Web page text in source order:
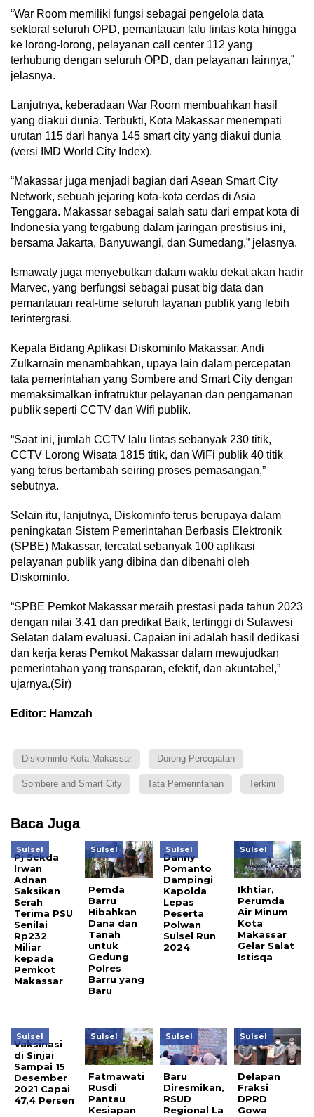
“War Room memiliki fungsi sebagai pengelola data
sektoral seluruh OPD, pemantauan lalu lintas kota hingga
ke lorong-lorong, pelayanan call center 112 yang
terhubung dengan seluruh OPD, dan pelayanan lainnya,”
jelasnya.
Lanjutnya, keberadaan War Room membuahkan hasil
yang diakui dunia. Terbukti, Kota Makassar menempati
urutan 115 dari hanya 145 smart city yang diakui dunia
(versi IMD World City Index).
“Makassar juga menjadi bagian dari Asean Smart City
Network, sebuah jejaring kota-kota cerdas di Asia
Tenggara. Makassar sebagai salah satu dari empat kota di
Indonesia yang tergabung dalam jaringan prestisius ini,
bersama Jakarta, Banyuwangi, dan Sumedang,” jelasnya.
Ismawaty juga menyebutkan dalam waktu dekat akan hadir
Marvec, yang berfungsi sebagai pusat big data dan
pemantauan real-time seluruh layanan publik yang lebih
terintergrasi.
Kepala Bidang Aplikasi Diskominfo Makassar, Andi
Zulkarnain menambahkan, upaya lain dalam percepatan
tata pemerintahan yang Sombere and Smart City dengan
memaksimalkan infratruktur pelayanan dan pengamanan
publik seperti CCTV dan Wifi publik.
“Saat ini, jumlah CCTV lalu lintas sebanyak 230 titik,
CCTV Lorong Wisata 1815 titik, dan WiFi publik 40 titik
yang terus bertambah seiring proses pemasangan,”
sebutnya.
Selain itu, lanjutnya, Diskominfo terus berupaya dalam
peningkatan Sistem Pemerintahan Berbasis Elektronik
(SPBE) Makassar, tercatat sebanyak 100 aplikasi
pelayanan publik yang dibina dan dibenahi oleh
Diskominfo.
“SPBE Pemkot Makassar meraih prestasi pada tahun 2023
dengan nilai 3,41 dan predikat Baik, tertinggi di Sulawesi
Selatan dalam evaluasi. Capaian ini adalah hasil dedikasi
dan kerja keras Pemkot Makassar dalam mewujudkan
pemerintahan yang transparan, efektif, dan akuntabel,”
ujarnya.(Sir)
Editor: Hamzah
Diskominfo Kota Makassar Dorong Percepatan
Sombere and Smart City Tata Pemerintahan Terkini
Baca Juga
Sulsel
Pj Sekda
Irwan
Adnan
Saksikan
Serah
Terima PSU
Senilai
Rp232
Miliar
kepada
Pemkot
Makassar
Sulsel
Pemda
Barru
Hibahkan
Dana dan
Tanah
untuk
Gedung
Polres
Barru yang
Baru
Sulsel
Danny
Pomanto
Dampingi
Kapolda
Lepas
Peserta
Polwan
Sulsel Run
2024
Sulsel
Ikhtiar,
Perumda
Air Minum
Kota
Makassar
Gelar Salat
Istisqa
Sulsel
Vaksinasi
di Sinjai
Sampai 15
Desember
2021 Capai
47,4 Persen
Sulsel
Fatmawati
Rusdi
Pantau
Kesiapan
Sulsel
Baru
Diresmikan,
RSUD
Regional La
Sulsel
Delapan
Fraksi
DPRD
Gowa